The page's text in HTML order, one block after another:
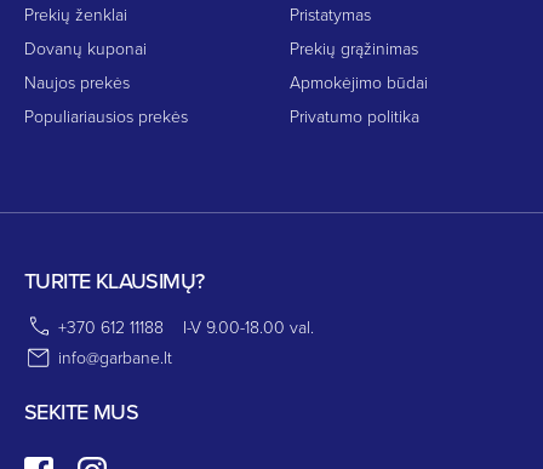
Prekių ženklai
Dovanų kuponai
Naujos prekės
Populiariausios prekės
Pristatymas
Prekių grąžinimas
Apmokėjimo būdai
Privatumo politika
TURITE KLAUSIMŲ?
+370 612 11188
I-V 9.00-18.00 val.
info@garbane.lt
SEKITE MUS